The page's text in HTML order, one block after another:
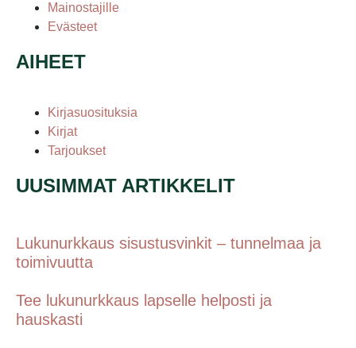
Mainostajille
Evästeet
AIHEET
Kirjasuosituksia
Kirjat
Tarjoukset
UUSIMMAT ARTIKKELIT
Lukunurkkaus sisustusvinkit – tunnelmaa ja
toimivuutta
Tee lukunurkkaus lapselle helposti ja
hauskasti